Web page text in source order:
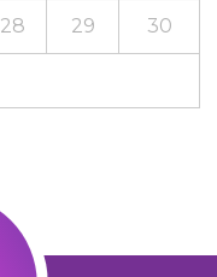
28 29 30